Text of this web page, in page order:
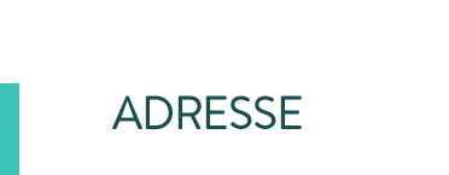
ADRESSE